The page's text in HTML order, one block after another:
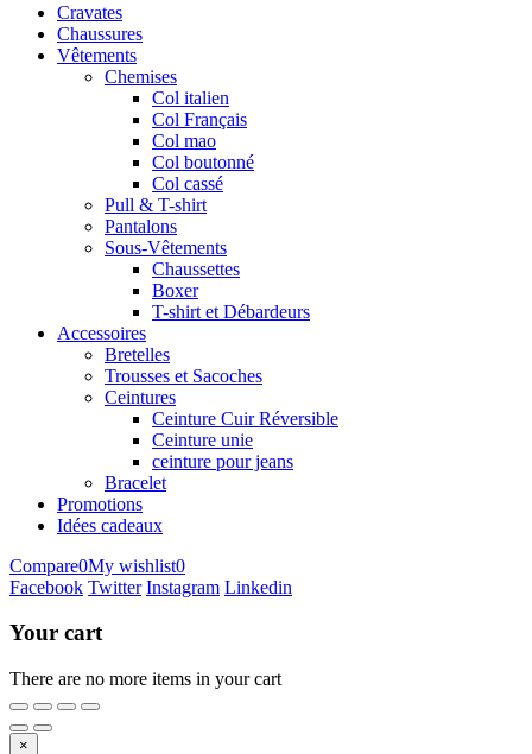
Cravates
Chaussures
Vêtements
Chemises
Col italien
Col Français
Col mao
Col boutonné
Col cassé
Pull & T-shirt
Pantalons
Sous-Vêtements
Chaussettes
Boxer
T-shirt et Débardeurs
Accessoires
Bretelles
Trousses et Sacoches
Ceintures
Ceinture Cuir Réversible
Ceinture unie
ceinture pour jeans
Bracelet
Promotions
Idées cadeaux
Compare0My wishlist0
Facebook Twitter Instagram Linkedin
Your cart
There are no more items in your cart
×